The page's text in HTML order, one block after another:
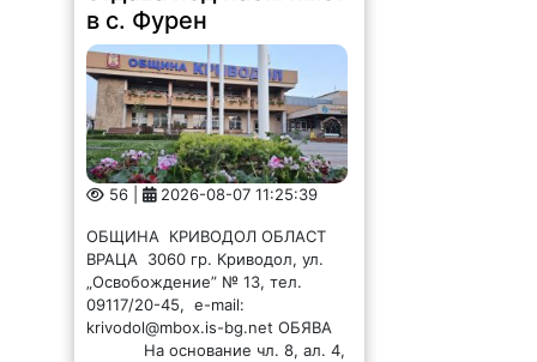
в с. Фурен
56 | 2026-08-07 11:25:39
ОБЩИНА КРИВОДОЛ ОБЛАСТ
ВРАЦА 3060 гр. Криводол, ул.
„Освобождение” № 13, тел.
09117/20-45, e-mail:
krivodol@mbox.is-bg.net ОБЯВА
На основание чл. 8, ал. 4,